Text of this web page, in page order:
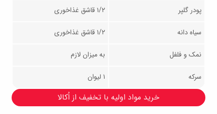
پودر گلپر ۱/۲ قاشق غذاخوری
سیاه دانه ۱/۲ قاشق غذاخوری
نمک و فلفل به میزان لازم
سرکه ۱ لیوان
خرید مواد اولیه با تخفیف از اُکالا